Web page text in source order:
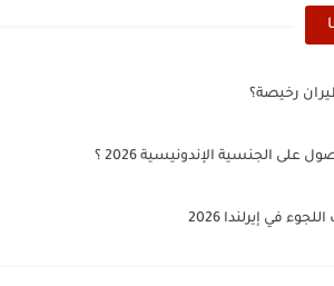
رخيصة؟
الجنسية الإندونيسية 2026 ؟
في إيرلندا 2026